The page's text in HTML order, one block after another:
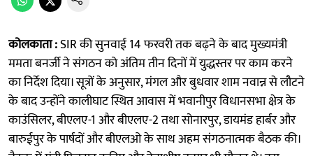
कोलकाता :SIR की सुनवाई 14 फरवरी तक बढ़ने के बाद मुख्यमंत्री
ममता बनर्जी ने संगठन को अंतिम तीन दिनों में युद्धस्तर पर काम करने
का निर्देश दिया। सूत्रों के अनुसार, मंगल और बुधवार शाम नवान्न से लौटने
के बाद उन्होंने कालीघाट स्थित आवास में भवानीपुर विधानसभा क्षेत्र के
काउंसिलर, बीएलए-1 और बीएलए-2 तथा सोनारपुर, डायमंड हार्बर और
बारुईपुर के पार्षदों और बीएलओ के साथ अहम संगठनात्मक बैठक की।